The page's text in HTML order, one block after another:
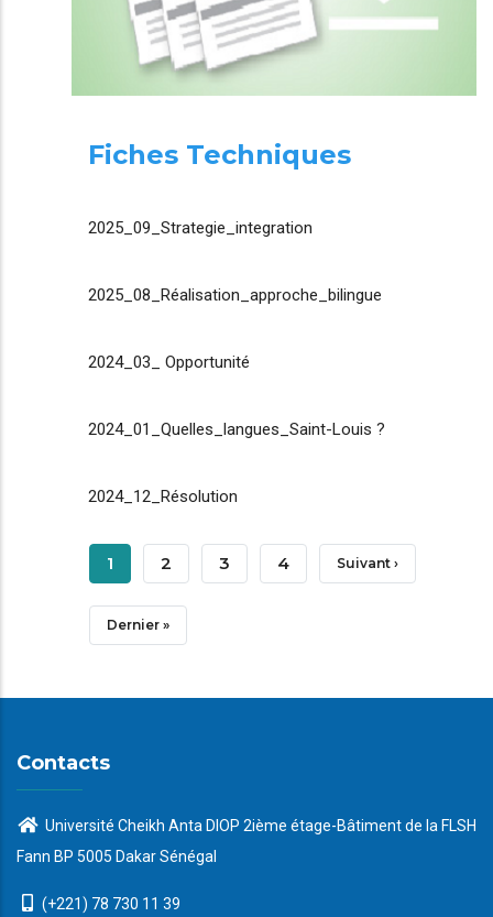
Fiches Techniques
2025_09_Strategie_integration
2025_08_Réalisation_approche_bilingue
2024_03_ Opportunité
2024_01_Quelles_langues_Saint-Louis ?
2024_12_Résolution
Pagination
Page
Courante
1 Page
2 Page
3 Page
4 Page
Suivant ›
Dernière
Dernier »
Contacts
Université Cheikh Anta DIOP 2ième étage-Bâtiment de la FLSH
Fann BP 5005 Dakar Sénégal
(+221) 78 730 11 39